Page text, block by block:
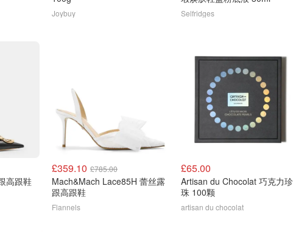
Joybuy Selfridges
高跟鞋
£359.10 £785.00
Mach&Mach Lace85H 蕾丝露
跟高跟鞋
Flannels
£65.00
Artisan du Chocolat 巧克力珍
珠 100颗
artisan du chocolat